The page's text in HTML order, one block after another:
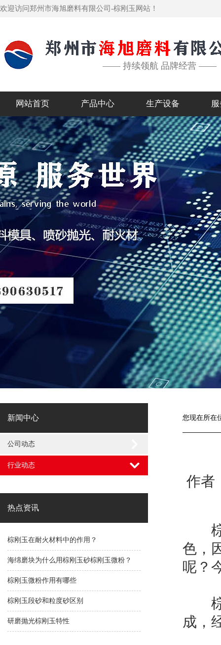
欢迎访问郑州市海旭磨料有限公司-棕刚玉网站！
—— 持续领航 品牌经营 ——
网站首页 产品中心 生产设备
新闻中心
公司动态
行业动态
热点资讯
棕刚玉在耐火材料中的作用？
海绵磨块为什么用棕刚玉砂棕刚玉微粉？
棕刚玉微粉作用有哪些
棕刚玉段砂和粒度砂区别
研磨抛光棕刚玉特性
您现在所在
作者
棕
色，
呢？
棕
成，